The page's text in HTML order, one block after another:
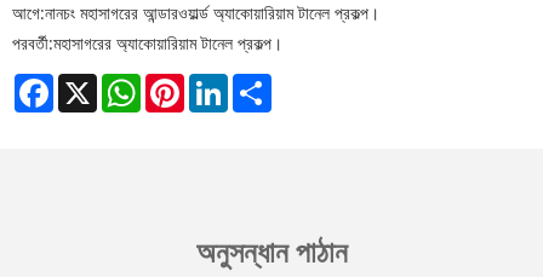
আগে:নানচং মহাসাগরের আন্ডারওয়ার্ল্ড অ্যাকোয়ারিয়াম টানেল প্রকল্প।
পরবর্তী:মহাসাগরের অ্যাকোয়ারিয়াম টানেল প্রকল্প।
Facebook
X WhatsAppPinterestLinkedIn
অনুসন্ধান পাঠান